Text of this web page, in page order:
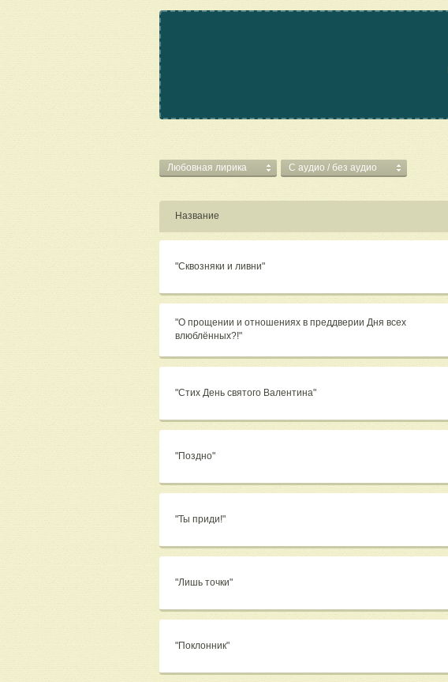
Любовная лирика C аудио / без аудио
Название
"Сквозняки и ливни"
"О прощении и отношениях в преддверии Дня всех
влюблённых?!"
"Стих День святого Валентина"
"Поздно"
"Ты приди!"
"Лишь точки"
"Поклонник"